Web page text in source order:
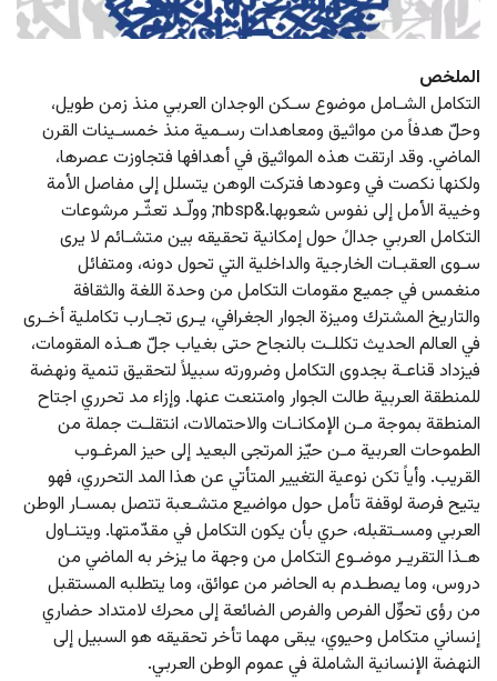
الملخص
التكامل الشـامل موضوع سـكن الوجدان العربي منذ زمن طويل،
وحلّ هدفاً من مواثيق ومعاهدات رسـمية منذ خمسـينات القرن
الماضي. وقد ارتقت هذه المواثيق في أهدافها فتجاوزت عصرها،
ولكنها نكصت في وعودها فتركت الوهن يتسلل إلى مفاصل الأمة
وخيبة الأمل إلى نفوس شعوبها.&nbsp; وولّـد تعثّـر مرشوعات
التكامل العربي جدالً حول إمكانية تحقيقه بين متشـائم لا يرى
سـوى العقبـات الخارجية والداخلية التي تحول دونه، ومتفائل
منغمس في جميع مقومات التكامل من وحدة اللغة والثقافة
والتاريخ المشترك وميزة الجوار الجغرافي، يـرى تجـارب تكاملية أخـرى
في العالم الحديث تكللـت بالنجاح حتى بغياب جلّ هـذه المقومات،
فيزداد قناعـة بجدوى التكامل وضرورته سبيلاً لتحقيق تنمية ونهضة
للمنطقة العربية طالت الجوار وامتنعت عنها. وإزاء مد تحرري اجتاح
المنطقة بموجة مـن الإمكانـات والاحتمالات، انتقلـت جملة من
الطموحات العربية مـن حيّز المرتجى البعيد إلى حيز المرغـوب
القريب. وأياً تكن نوعية التغيير المتأتي عن هذا المد التحرري، فهو
يتيح فرصة لوقفة تأمل حول مواضيع متشـعبة تتصل بمسـار الوطن
العربي ومسـتقبله، حري بأن يكون التكامل في مقدّمتها. ويتنـاول
هـذا التقريـر موضـوع التكامل من وجهة ما يزخر به الماضي من
دروس، وما يصطـدم به الحاضر من عوائق، وما يتطلبه المستقبل
من رؤى تحوِّل الفرص والفرص الضائعة إلى محرك لامتداد حضاري
إنساني متكامل وحيوي، يبقى مهما تأخر تحقيقه هو السبيل إلى
النهضة الإنسانية الشاملة في عموم الوطن العربي.